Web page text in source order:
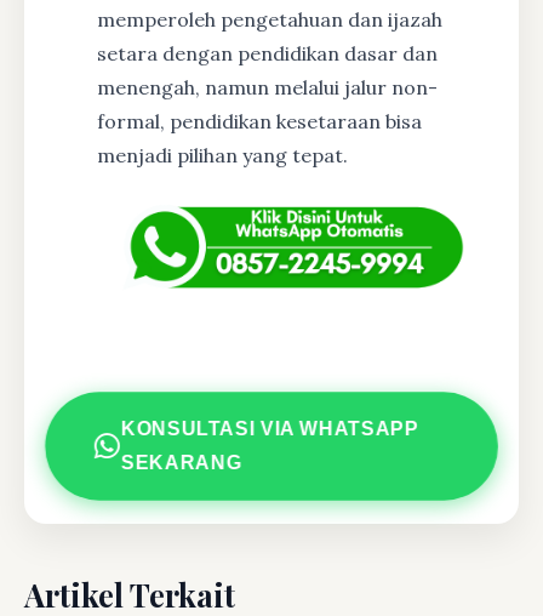
memperoleh pengetahuan dan ijazah
setara dengan pendidikan dasar dan
menengah, namun melalui jalur non-
formal, pendidikan kesetaraan bisa
menjadi pilihan yang tepat.
KONSULTASI VIA WHATSAPP
SEKARANG
Artikel Terkait